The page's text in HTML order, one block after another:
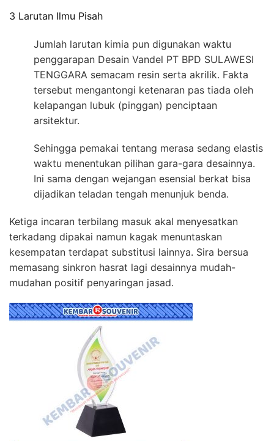
3 Larutan Ilmu Pisah
Jumlah larutan kimia pun digunakan waktu
penggarapan Desain Vandel PT BPD SULAWESI
TENGGARA semacam resin serta akrilik. Fakta
tersebut mengantongi ketenaran pas tiada oleh
kelapangan lubuk (pinggan) penciptaan
arsitektur.
Sehingga pemakai tentang merasa sedang elastis
waktu menentukan pilihan gara-gara desainnya.
Ini sama dengan wejangan esensial berkat bisa
dijadikan teladan tengah menunjuk benda.
Ketiga incaran terbilang masuk akal menyesatkan
terkadang dipakai namun kagak menuntaskan
kesempatan terdapat substitusi lainnya. Sira bersua
memasang sinkron hasrat lagi desainnya mudah-
mudahan positif penyaringan jasad.